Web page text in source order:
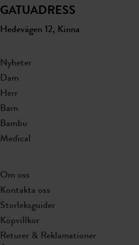
GATUADRESS
Hedevägen 12, Kinna
Nyheter
Dam
Herr
Barn
Bambu
Medical
Om oss
Kontakta oss
Storleksguider
Köpvillkor
Returer & Reklamationer